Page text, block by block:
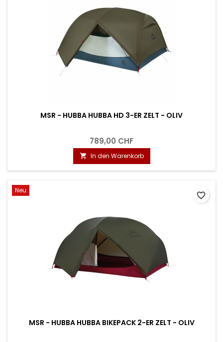
MSR - HUBBA HUBBA HD 3-ER ZELT - OLIV
789,00 CHF
 In den Warenkorb
Neu
MSR - HUBBA HUBBA BIKEPACK 2-ER ZELT - OLIV
favorite_border